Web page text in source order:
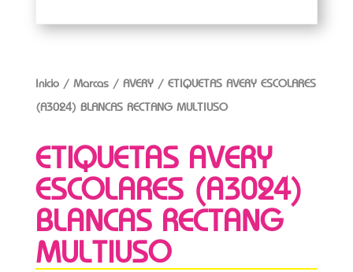
Inicio/ Marcas/ AVERY/ ETIQUETAS AVERY ESCOLARES
(A3024) BLANCAS RECTANG MULTIUSO
ETIQUETAS AVERY
ESCOLARES (A3024)
BLANCAS RECTANG
MULTIUSO